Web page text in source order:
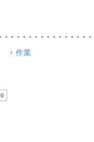
作業
0